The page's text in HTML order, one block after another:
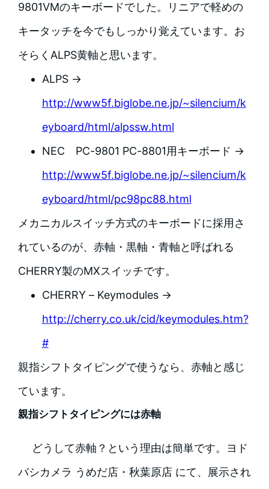
9801VMのキーボードでした。リニアで軽めの
キータッチを今でもしっかり覚えています。お
そらくALPS黄軸と思います。
ALPS →
http://www5f.biglobe.ne.jp/~silencium/k
eyboard/html/alpssw.html
NEC PC-9801 PC-8801用キーボード →
http://www5f.biglobe.ne.jp/~silencium/k
eyboard/html/pc98pc88.html
メカニカルスイッチ方式のキーボードに採用さ
れているのが、赤軸・黒軸・青軸と呼ばれる
CHERRY製のMXスイッチです。
CHERRY – Keymodules →
http://cherry.co.uk/cid/keymodules.htm?
#
親指シフトタイピングで使うなら、赤軸と感じ
ています。
親指シフトタイピングには赤軸
どうして赤軸？という理由は簡単です。ヨド
バシカメラ うめだ店・秋葉原店 にて、展示され